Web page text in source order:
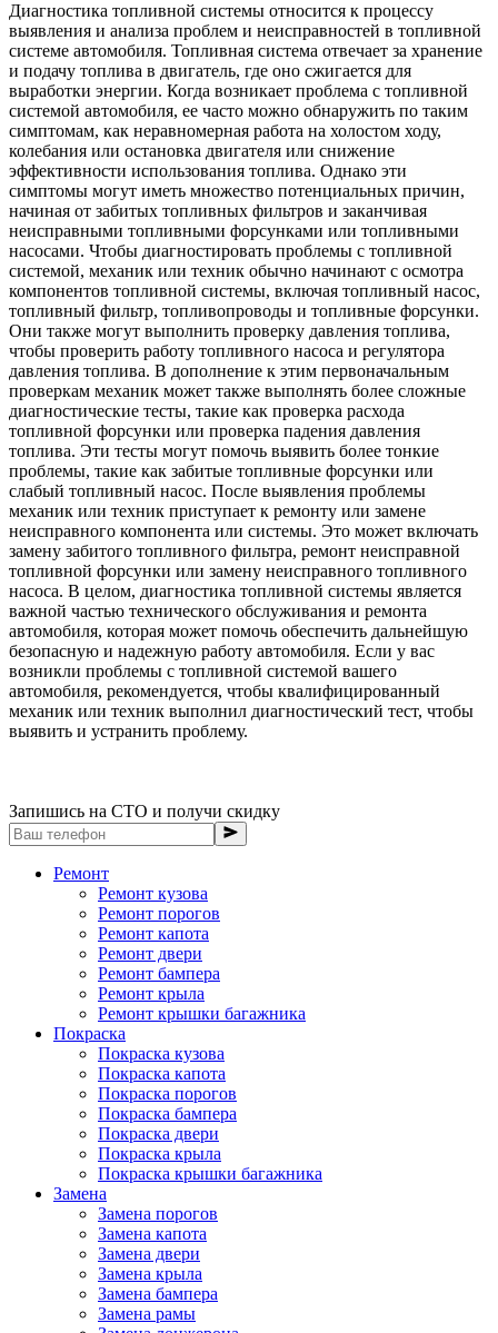
Диагностика топливной системы относится к процессу
выявления и анализа проблем и неисправностей в топливной
системе автомобиля. Топливная система отвечает за хранение
и подачу топлива в двигатель, где оно сжигается для
выработки энергии. Когда возникает проблема с топливной
системой автомобиля, ее часто можно обнаружить по таким
симптомам, как неравномерная работа на холостом ходу,
колебания или остановка двигателя или снижение
эффективности использования топлива. Однако эти
симптомы могут иметь множество потенциальных причин,
начиная от забитых топливных фильтров и заканчивая
неисправными топливными форсунками или топливными
насосами. Чтобы диагностировать проблемы с топливной
системой, механик или техник обычно начинают с осмотра
компонентов топливной системы, включая топливный насос,
топливный фильтр, топливопроводы и топливные форсунки.
Они также могут выполнить проверку давления топлива,
чтобы проверить работу топливного насоса и регулятора
давления топлива. В дополнение к этим первоначальным
проверкам механик может также выполнять более сложные
диагностические тесты, такие как проверка расхода
топливной форсунки или проверка падения давления
топлива. Эти тесты могут помочь выявить более тонкие
проблемы, такие как забитые топливные форсунки или
слабый топливный насос. После выявления проблемы
механик или техник приступает к ремонту или замене
неисправного компонента или системы. Это может включать
замену забитого топливного фильтра, ремонт неисправной
топливной форсунки или замену неисправного топливного
насоса. В целом, диагностика топливной системы является
важной частью технического обслуживания и ремонта
автомобиля, которая может помочь обеспечить дальнейшую
безопасную и надежную работу автомобиля. Если у вас
возникли проблемы с топливной системой вашего
автомобиля, рекомендуется, чтобы квалифицированный
механик или техник выполнил диагностический тест, чтобы
выявить и устранить проблему.
Запишись на СТО и получи скидку
Ремонт
Ремонт кузова
Ремонт порогов
Ремонт капота
Ремонт двери
Ремонт бампера
Ремонт крыла
Ремонт крышки багажника
Покраска
Покраска кузова
Покраска капота
Покраска порогов
Покраска бампера
Покраска двери
Покраска крыла
Покраска крышки багажника
Замена
Замена порогов
Замена капота
Замена двери
Замена крыла
Замена бампера
Замена рамы